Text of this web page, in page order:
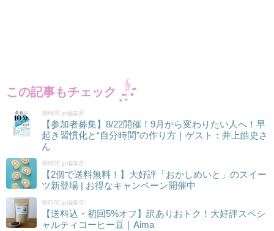
この記事もチェック
朝時間.jp編集部
【参加者募集】8/22開催！9月から変わりたい人へ！早
起き習慣化と“自分時間”の作り方｜ゲスト：井上皓史さ
ん
朝時間.jp編集部
【2個で送料無料！】大好評「おかしめいと」のスイー
ツ新登場 | お得なキャンペーン開催中
朝時間.jp編集部
【送料込・初回5%オフ】訳ありおトク！大好評スペシ
ャルティコーヒー豆｜Aima